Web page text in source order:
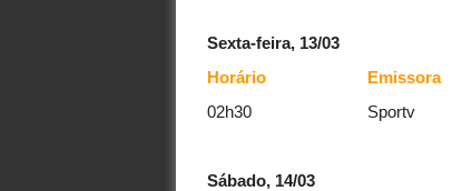
Sexta-feira, 13/03
Horário
Emissora
02h30
Sportv
Sábado, 14/03